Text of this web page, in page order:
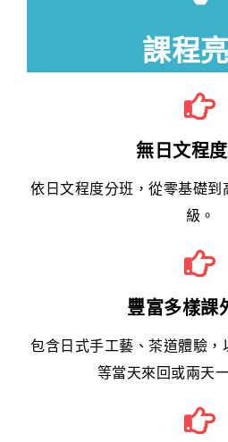
課程
無日文程
依日文程度分班，從零基礎到
級。
豐富多樣課
包含日式手工藝、茶道體驗，
等當天來回或兩天